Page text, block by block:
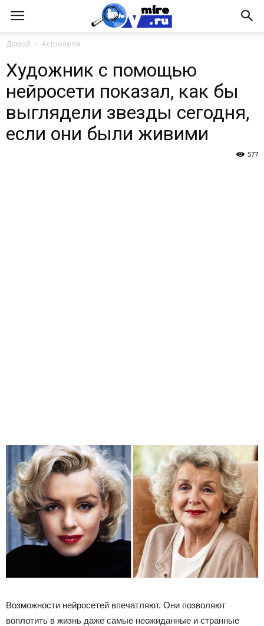
Домой Астрологія
Художник с помощью
нейросети показал, как бы
выглядели звезды сегодня,
если они были живими
577
Возможности нейросетей впечатляют. Они позволяют
воплотить в жизнь даже самые неожиданные и странные